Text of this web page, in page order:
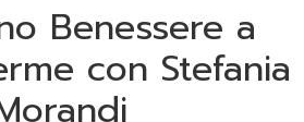
Benessere a
con Stefania